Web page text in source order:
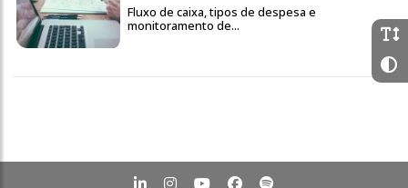
Fluxo de caixa, tipos de despesa e
monitoramento de...